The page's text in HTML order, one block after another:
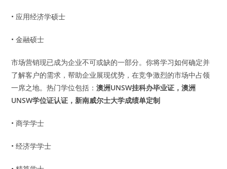
• 应用经济学硕士
• 金融硕士
市场营销现已成为企业不可或缺的一部分。你将学习如何确定并
了解客户的需求，帮助企业展现优势，在竞争激烈的市场中占领
一席之地。热门学位包括：澳洲UNSW挂科办毕业证，澳洲
UNSW学位证认证，新南威尔士大学成绩单定制
• 商学学士
• 经济学学士